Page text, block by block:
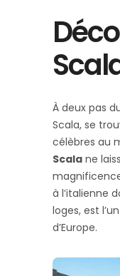
À deux pas
Scala, se
célèbres au
Scala ne
à l’italienne
loges, est
d’Europe.